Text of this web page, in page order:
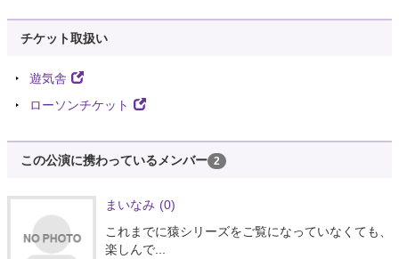
チケット取扱い
遊気舎
ローソンチケット
この公演に携わっているメンバー 2
まいなみ (0)
これまでに猿シリーズをご覧になっていなくても、
楽しんで...